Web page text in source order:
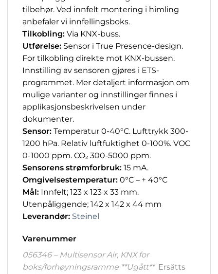
tilbehør. Ved innfelt montering i himling
anbefaler vi innfellingsboks.
Tilkobling: Via KNX-buss.
Utførelse: Sensor i True Presence-design.
For tilkobling direkte mot KNX-bussen.
Innstilling av sensoren gjøres i ETS-
programmet. Mer detaljert informasjon om
mulige varianter og innstillinger finnes i
applikasjonsbeskrivelsen under
dokumenter.
Sensor: Temperatur 0-40°C. Lufttrykk 300-
1200 hPa. Relativ luftfuktighet 0-100%. VOC
0-1000 ppm. CO₂ 300-5000 ppm.
Sensorens strømforbruk: 15 mA.
Omgivelsestemperatur: 0°C – + 40°C
Mål: Innfelt; 123 x 123 x 33 mm.
Utenpåliggende; 142 x 142 x 44 mm
Leverandør: Steinel
Varenummer
056346 – Multisensor Air, KNX for
boks/forhøyningsramme **Ugått** Ersätts